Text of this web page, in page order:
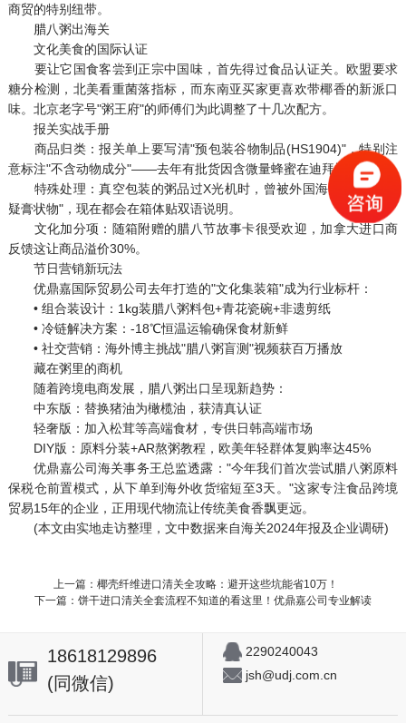
商贸的特别纽带。
腊八粥出海关
文化美食的国际认证
要让它国食客尝到正宗中国味，首先得过食品认证关。欧盟要求
糖分检测，北美看重菌落指标，而东南亚买家更喜欢带椰香的新派口
味。北京老字号"粥王府"的师傅们为此调整了十几次配方。
报关实战手册
商品归类：报关单上要写清"预包装谷物制品(HS1904)"，特别注
意标注"不含动物成分"——去年有批货因含微量蜂蜜在迪拜被扣。
特殊处理：真空包装的粥品过X光机时，曾被外国海关误认为"可
疑膏状物"，现在都会在箱体贴双语说明。
文化加分项：随箱附赠的腊八节故事卡很受欢迎，加拿大进口商
反馈这让商品溢价30%。
节日营销新玩法
优鼎嘉国际贸易公司去年打造的"文化集装箱"成为行业标杆：
• 组合装设计：1kg装腊八粥料包+青花瓷碗+非遗剪纸
• 冷链解决方案：-18℃恒温运输确保食材新鲜
• 社交营销：海外博主挑战"腊八粥盲测"视频获百万播放
藏在粥里的商机
随着跨境电商发展，腊八粥出口呈现新趋势：
中东版：替换猪油为橄榄油，获清真认证
轻奢版：加入松茸等高端食材，专供日韩高端市场
DIY版：原料分装+AR熬粥教程，欧美年轻群体复购率达45%
优鼎嘉公司海关事务王总监透露："今年我们首次尝试腊八粥原料
保税仓前置模式，从下单到海外收货缩短至3天。"这家专注食品跨境
贸易15年的企业，正用现代物流让传统美食香飘更远。
(本文由实地走访整理，文中数据来自海关2024年报及企业调研)
上一篇：椰壳纤维进口清关全攻略：避开这些坑能省10万！
下一篇：饼干进口清关全套流程不知道的看这里！优鼎嘉公司专业解读
18618129896
(同微信)
2290240043
jsh@udj.com.cn